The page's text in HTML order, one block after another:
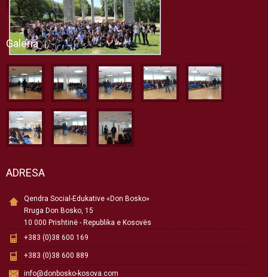
Galeria
ADRESA
Qendra Social-Edukative «Don Bosko»
Rruga Don Bosko, 15
10 000 Prishtinë - Republika e Kosovës
+383 (0)38 600 169
+383 (0)38 600 889
info@donbosko-kosova.com